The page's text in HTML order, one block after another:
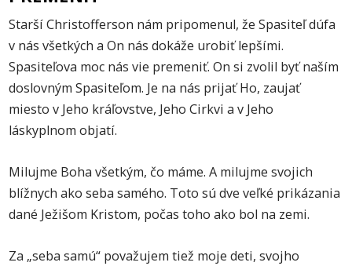
Starší Christofferson nám pripomenul, že Spasiteľ dúfa
v nás všetkých a On nás dokáže urobiť lepšími.
Spasiteľova moc nás vie premeniť. On si zvolil byť naším
doslovným Spasiteľom. Je na nás prijať Ho, zaujať
miesto v Jeho kráľovstve, Jeho Cirkvi a v Jeho
láskyplnom objatí.
Milujme Boha všetkým, čo máme. A milujme svojich
blížnych ako seba samého. Toto sú dve veľké prikázania
dané Ježišom Kristom, počas toho ako bol na zemi.
Za „seba samú“ považujem tiež moje deti, svojho